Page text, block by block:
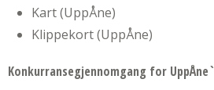
Kart (UppÅne)
Klippekort (UppÅne)
Konkurransegjennomgang for UppÅne`